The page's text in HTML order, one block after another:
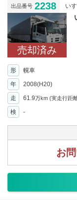
出品番号 2238 いす
売却済み
形 幌車
年
2008(H20)
走 61.9万km (実走行距
検
-
お